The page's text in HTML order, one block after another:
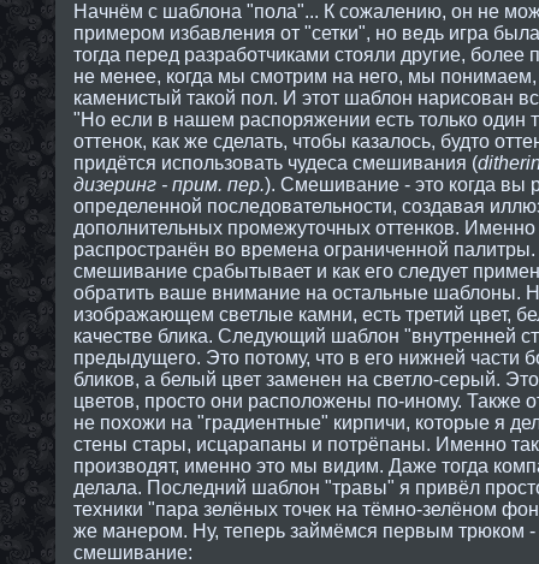
Начнём с шаблона "пола"... К сожалению, он не
примером избавления от "сетки", но ведь игра
тогда перед разработчиками стояли другие, более
не менее, когда мы смотрим на него, мы понимаем,
каменистый такой пол. И этот шаблон нарисован
"Но если в нашем распоряжении есть только один
оттенок, как же сделать, чтобы казалось, будто
придётся использовать чудеса смешивания (
дизеринг - прим. пер.). Смешивание - это когда вы
определенной последовательности, создавая
дополнительных промежуточных оттенков. Именно
распространён во времена ограниченной
смешивание срабытывает и как его следует
обратить ваше внимание на остальные шаблоны.
изображающем светлые камни, есть третий цвет,
качестве блика. Следующий шаблон "внутренней
предыдущего. Это потому, что в его нижней части
бликов, а белый цвет заменен на светло-серый.
цветов, просто они расположены по-иному. Также
не похожи на "градиентные" кирпичи, которые я
стены стары, исцарапаны и потрёпаны. Именно
производят, именно это мы видим. Даже тогда
делала. Последний шаблон "травы" я привёл
техники "пара зелёных точек на тёмно-зелёном
же манером. Ну, теперь займёмся первым трюком
смешивание: